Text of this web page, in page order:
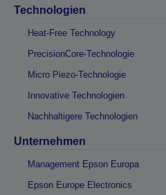
Technologien
Heat-Free Technology
PrecisionCore-Technologie
Micro Piezo-Technologie
Innovative Technologien
Nachhaltigere Technologien
Unternehmen
Management Epson Europa
Epson Europe Electronics